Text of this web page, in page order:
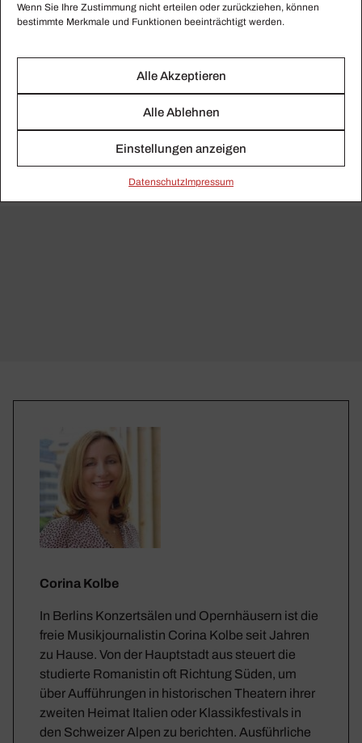
Wenn Sie Ihre Zustimmung nicht erteilen oder zurückziehen, können
bestimmte Merkmale und Funktionen beeinträchtigt werden.
Alle Akzeptieren
Alle Ablehnen
Einstellungen anzeigen
Daten­schutzImpressum
Gulda (SWR Classic)
Jetzt bestellen
Jetzt anhören
Corina Kolbe
In Berlins Konzertsälen und Opernhäusern ist die
freie Musikjournalistin Corina Kolbe seit Jahren
zu Hause. Von der Hauptstadt aus steuert die
studierte Romanistin oft Richtung Süden, um
über Aufführungen in historischen Theatern ihrer
zweiten Heimat Italien oder Klassikfestivals in
den Schweizer Alpen zu berichten. Ausführliche